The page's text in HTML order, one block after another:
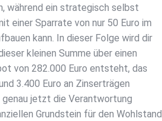
während ein strategisch selbst
einer Sparrate von nur 50 Euro im
kann. In dieser Folge wird dir
kleinen Summe über einen
von 282.000 Euro entsteht, das
3.400 Euro an Zinserträgen
jetzt die Verantwortung
Grundstein für den Wohlstand